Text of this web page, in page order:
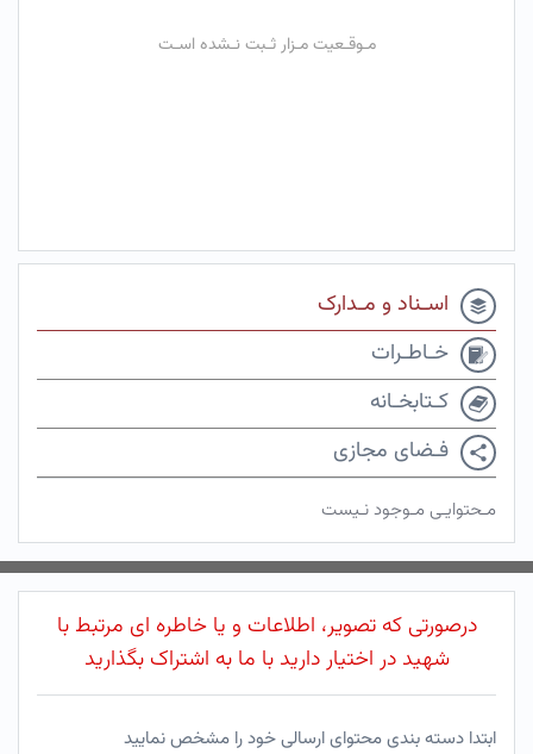
مـوقـعیت مـزار ثـبت نـشده اسـت
اسـناد و مـدارک
خـاطـرات
کـتابخـانه
فـضای مجازی
مـحتوایـی مـوجود نـیست
درصورتی که تصویر، اطلاعات و یا خاطره ای مرتبط با
شهید در اختیار دارید با ما به اشتراک بگذارید
ابتدا دسته بندی محتوای ارسالی خود را مشخص نمایید